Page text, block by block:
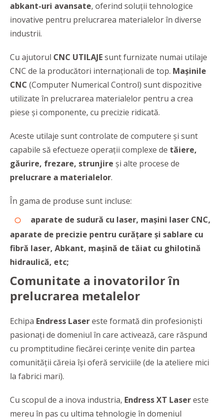
abkant-uri avansate, oferind soluții tehnologice
inovative pentru prelucrarea materialelor în diverse
industrii.
Cu ajutorul CNC UTILAJEsunt furnizate numai utilaje
CNC de la producători internaționali de top. Mașinile
CNC (Computer Numerical Control) sunt dispozitive
utilizate în prelucrarea materialelor pentru a crea
piese și componente, cu precizie ridicată.
Aceste utilaje sunt controlate de computere și sunt
capabile să efectueze operații complexe de tăiere,
găurire, frezare, strunjire și alte procese de
prelucrare a materialelor.
În gama de produse sunt incluse:
aparate de sudură cu laser, mașini laser CNC,
aparate de precizie pentru curățare și sablare cu
fibră laser, Abkant, mașină de tăiat cu ghilotină
hidraulică, etc;
Comunitate a inovatorilor în
prelucrarea metalelor
Echipa Endress Lasereste formată din profesioniști
pasionați de domeniul în care activează, care răspund
cu promptitudine fiecărei cerințe venite din partea
comunității căreia își oferă serviciile (de la ateliere mici
la fabrici mari).
Cu scopul de a inova industria, Endress XT Lasereste
mereu în pas cu ultima tehnologie în domeniul